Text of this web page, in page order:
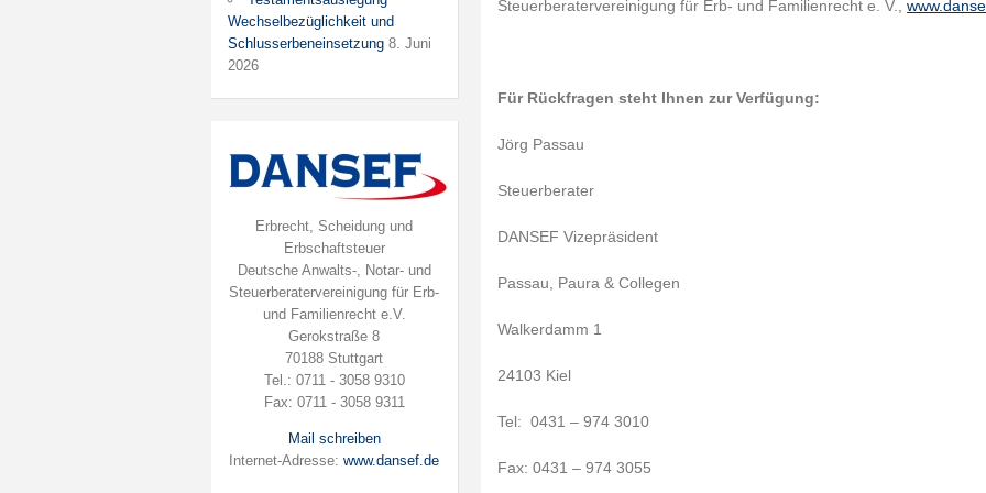
Wechselbezüglichkeit und
Schlusserbeneinsetzung 8. Juni
2026
Erbrecht, Scheidung und
Erbschaftsteuer
Deutsche Anwalts-, Notar- und
Steuerberatervereinigung für Erb-
und Familienrecht e.V.
Gerokstraße 8
70188 Stuttgart
Tel.: 0711 - 3058 9310
Fax: 0711 - 3058 9311
Mail schreiben
Internet-Adresse:www.dansef.de
Steuerberatervereinigung für Erb- und Familienrecht e. V.,
Für Rückfragen steht Ihnen zur Verfügung:
Jörg Passau
Steuerberater
DANSEF Vizepräsident
Passau, Paura & Collegen
Walkerdamm 1
24103 Kiel
Tel: 0431 – 974 3010
Fax: 0431 – 974 3055